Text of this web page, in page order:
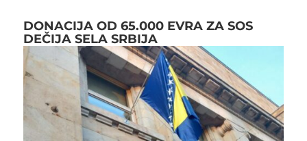
DONACIJA OD 65.000 EVRA ZA SOS
DEČIJA SELA SRBIJA